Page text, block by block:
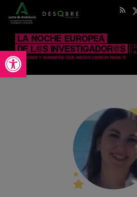
Abrir barra de herramientas